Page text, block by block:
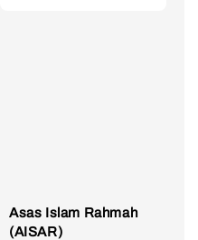
Asas Islam Rahmah
(AISAR)